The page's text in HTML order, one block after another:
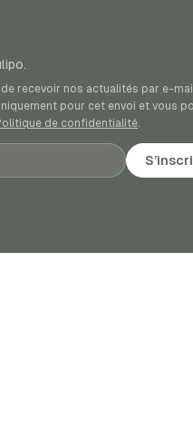
recevoir nos actualités par e-
pour cet envoi et vous
de confidentialité.